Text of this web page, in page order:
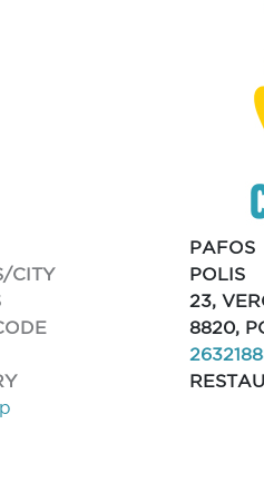
PAFOS
CITY
POLIS
23,
8820,